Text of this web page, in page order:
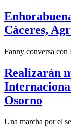
Cáceres,
Fanny conversa con
Realizarán
Osorno
Una marcha por el